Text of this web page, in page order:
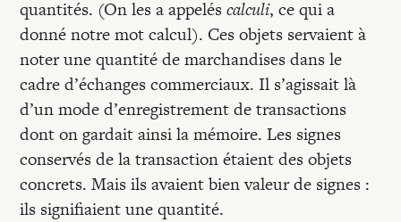
quantités. (On les a appeléscalculi, ce qui a
donné notre mot calcul). Ces objets servaient à
noter une quantité de marchandises dans le
cadre d’échanges commerciaux. Il s’agissait là
d’un mode d’enregistrement de transactions
dont on gardait ainsi la mémoire. Les signes
conservés de la transaction étaient des objets
concrets. Mais ils avaient bien valeur de signes :
ils signifiaient une quantité.